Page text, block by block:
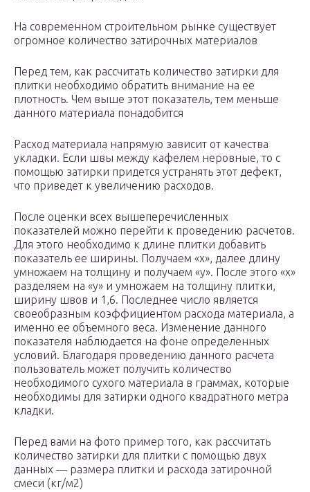
На современном строительном рынке существует
огромное количество затирочных материалов
Перед тем, как рассчитать количество затирки для
плитки необходимо обратить внимание на ее
плотность. Чем выше этот показатель, тем меньше
данного материала понадобится
Расход материала напрямую зависит от качества
укладки. Если швы между кафелем неровные, то с
помощью затирки придется устранять этот дефект,
что приведет к увеличению расходов.
После оценки всех вышеперечисленных
показателей можно перейти к проведению расчетов.
Для этого необходимо к длине плитки добавить
показатель ее ширины. Получаем «х», далее длину
умножаем на толщину и получаем «у». После этого «х»
разделяем на «у» и умножаем на толщину плитки,
ширину швов и 1,6. Последнее число является
своеобразным коэффициентом расхода материала, а
именно ее объемного веса. Изменение данного
показателя наблюдается на фоне определенных
условий. Благодаря проведению данного расчета
пользователь может получить количество
необходимого сухого материала в граммах, которые
необходимы для затирки одного квадратного метра
кладки.
Перед вами на фото пример того, как рассчитать
количество затирки для плитки с помощью двух
данных — размера плитки и расхода затирочной
смеси (кг/м2)